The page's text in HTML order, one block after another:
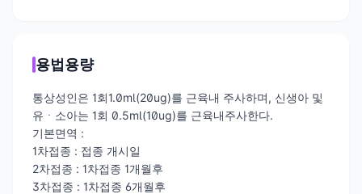
용법용량
통상성인은 1회1.0ml(20ug)를 근육내 주사하며, 신생아 및
유ㆍ소아는 1회 0.5ml(10ug)를 근육내주사한다.
기본면역 :
1차접종 : 접종 개시일
2차접종 : 1차접종 1개월후
3차접종 : 1차접종 6개월후